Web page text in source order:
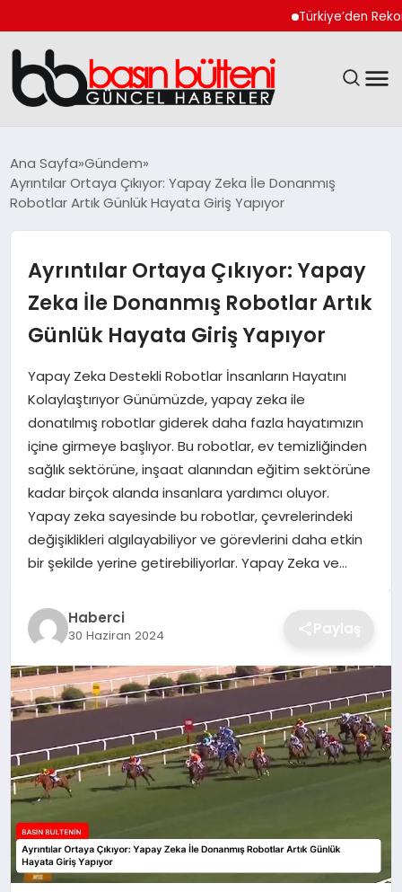
Türkiye’den Rekor
GÜNCEL
MAGAZIN
SAĞLIK
SPOR
TEKNOLOJI
YAŞAM
GÜNDEM
Ana Sayfa Gündem
Ayrıntılar Ortaya Çıkıyor: Yapay Zeka İle Donanmış
Robotlar Artık Günlük Hayata Giriş Yapıyor
Ayrıntılar Ortaya Çıkıyor: Yapay
Zeka İle Donanmış Robotlar Artık
Günlük Hayata Giriş Yapıyor
Yapay Zeka Destekli Robotlar İnsanların Hayatını
Kolaylaştırıyor Günümüzde, yapay zeka ile
donatılmış robotlar giderek daha fazla hayatımızın
içine girmeye başlıyor. Bu robotlar, ev temizliğinden
sağlık sektörüne, inşaat alanından eğitim sektörüne
kadar birçok alanda insanlara yardımcı oluyor.
Yapay zeka sayesinde bu robotlar, çevrelerindeki
değişiklikleri algılayabiliyor ve görevlerini daha etkin
bir şekilde yerine getirebiliyorlar. Yapay Zeka ve…
Haberci
30 Haziran 2024 Paylaş